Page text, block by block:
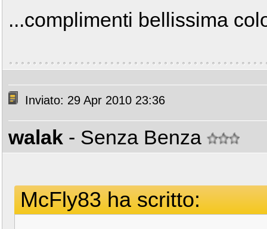
...complimenti bellissima
Inviato: 29 Apr 2010 23:36
walak - Senza Benza
McFly83 ha scritto: